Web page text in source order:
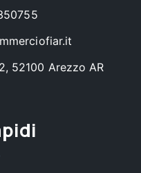
52100 Arezzo AR